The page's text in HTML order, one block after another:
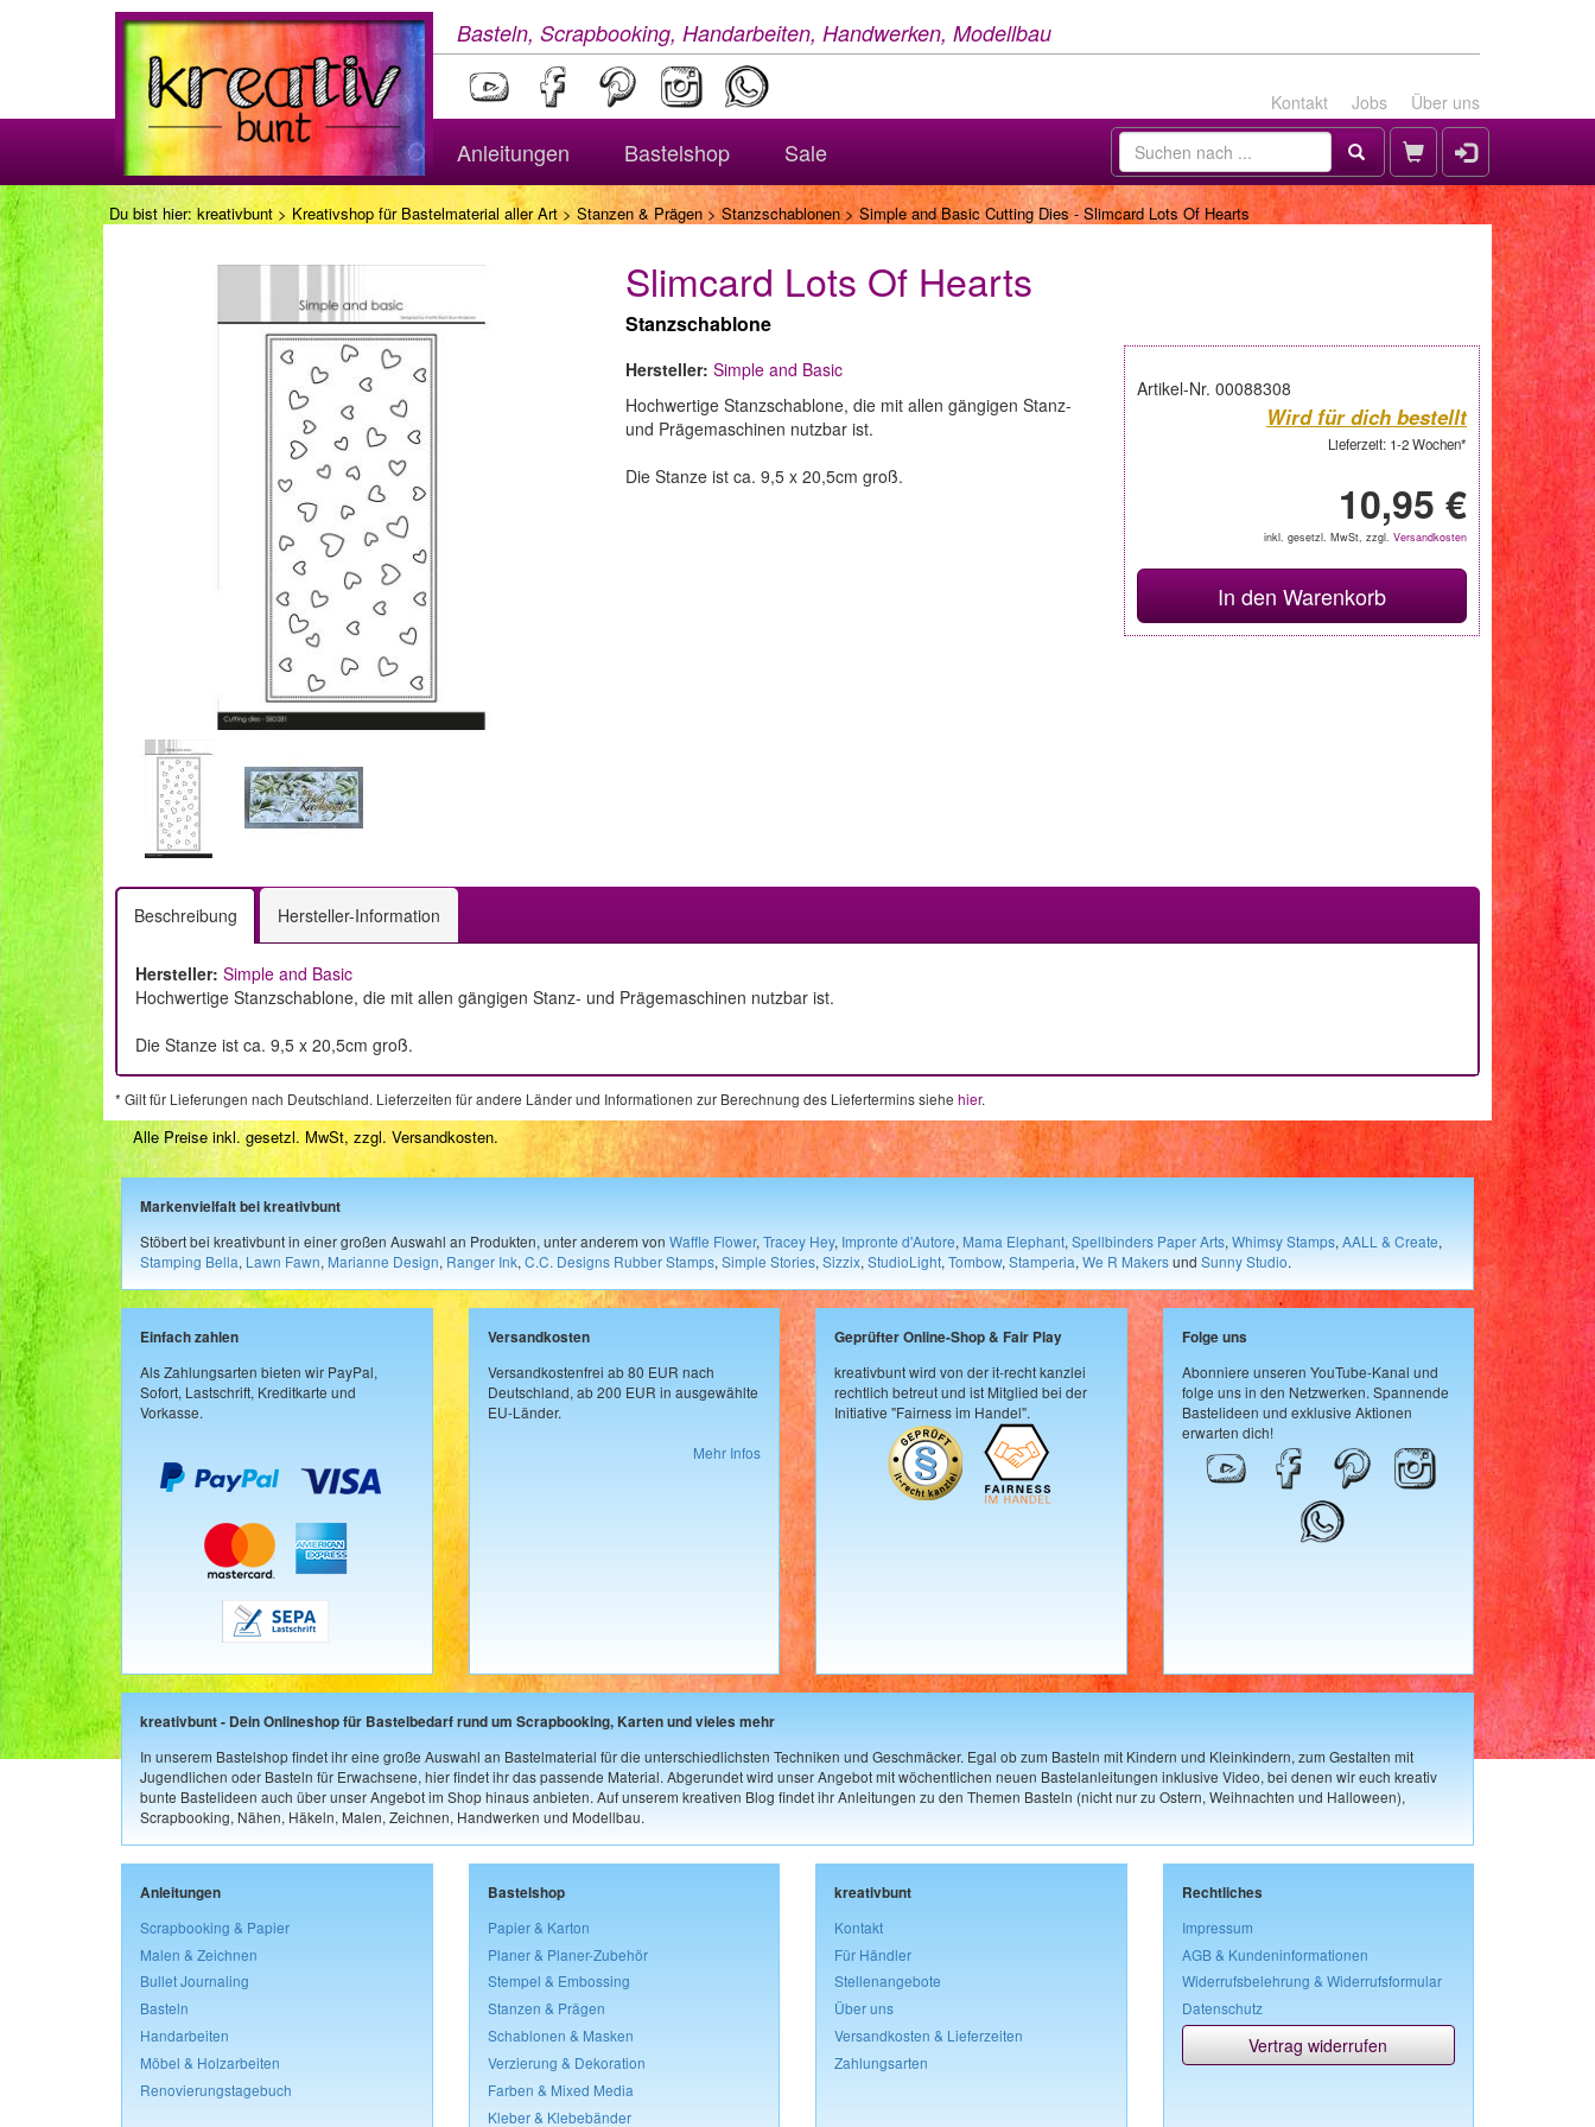
Basteln, Scrapbooking, Handarbeiten, Handwerken, Modellbau
Kontakt Jobs Über uns
Anleitungen Bastelshop Sale
Du bist hier: kreativbunt > Kreativshop für Bastelmaterial aller Art> Stanzen & Prägen >Stanzschablonen > Simple and Basic Cutting Dies - Slimcard Lots Of Hearts
Slimcard Lots Of Hearts
Stanzschablone
Artikel-Nr. 00088308
Wird für dich bestellt
Lieferzeit: 1-2 Wochen*
10,95 €
inkl. gesetzl. MwSt, zzgl. Versandkosten
In den Warenkorb
Hersteller: Simple and Basic
Hochwertige Stanzschablone, die mit allen gängigen Stanz-
und Prägemaschinen nutzbar ist.
Die Stanze ist ca. 9,5 x 20,5cm groß.
Beschreibung Hersteller-Information
Hersteller: Simple and Basic
Hochwertige Stanzschablone, die mit allen gängigen Stanz- und Prägemaschinen nutzbar ist.
Die Stanze ist ca. 9,5 x 20,5cm groß.
* Gilt für Lieferungen nach Deutschland. Lieferzeiten für andere Länder und Informationen zur Berechnung des Liefertermins siehe hier.
Alle Preise inkl. gesetzl. MwSt, zzgl. Versandkosten.
Markenvielfalt bei kreativbunt
Stöbert bei kreativbunt in einer großen Auswahl an Produkten, unter anderem von Waffle Flower, Tracey Hey, Impronte d'Autore, Mama Elephant, Spellbinders Paper Arts, Whimsy Stamps, AALL & Create,
Stamping Bella, Lawn Fawn, Marianne Design, Ranger Ink, C.C. Designs Rubber Stamps, Simple Stories, Sizzix, StudioLight, Tombow, Stamperia, We R Makersund Sunny Studio.
Einfach zahlen
Als Zahlungsarten bieten wir PayPal,
Sofort, Lastschrift, Kreditkarte und
Vorkasse.
Versandkosten
Versandkostenfrei ab 80 EUR nach
Deutschland, ab 200 EUR in ausgewählte
EU-Länder.
Mehr Infos
Geprüfter Online-Shop & Fair Play
kreativbunt wird von der it-recht kanzlei
rechtlich betreut und ist Mitglied bei der
Initiative "Fairness im Handel".
Folge uns
Abonniere unseren YouTube-Kanal und
folge uns in den Netzwerken. Spannende
Bastelideen und exklusive Aktionen
erwarten dich!
kreativbunt - Dein Onlineshop für Bastelbedarf rund um Scrapbooking, Karten und vieles mehr
In unserem Bastelshop findet ihr eine große Auswahl an Bastelmaterial für die unterschiedlichsten Techniken und Geschmäcker. Egal ob zum Basteln mit Kindern und Kleinkindern, zum Gestalten mit
Jugendlichen oder Basteln für Erwachsene, hier findet ihr das passende Material. Abgerundet wird unser Angebot mit wöchentlichen neuen Bastelanleitungen inklusive Video, bei denen wir euch kreativ
bunte Bastelideen auch über unser Angebot im Shop hinaus anbieten. Auf unserem kreativen Blog findet ihr Anleitungen zu den Themen Basteln (nicht nur zu Ostern, Weihnachten und Halloween),
Scrapbooking, Nähen, Häkeln, Malen, Zeichnen, Handwerken und Modellbau.
Anleitungen
Scrapbooking & Papier
Malen & Zeichnen
Bullet Journaling
Basteln
Handarbeiten
Möbel & Holzarbeiten
Renovierungstagebuch
Bastelshop
Papier & Karton
Planer & Planer-Zubehör
Stempel & Embossing
Stanzen & Prägen
Schablonen & Masken
Verzierung & Dekoration
Farben & Mixed Media
Kleber & Klebebänder
kreativbunt
Kontakt
Für Händler
Stellenangebote
Über uns
Versandkosten & Lieferzeiten
Zahlungsarten
Rechtliches
Impressum
AGB & Kundeninformationen
Widerrufsbelehrung & Widerrufsformular
Datenschutz
Vertrag widerrufen